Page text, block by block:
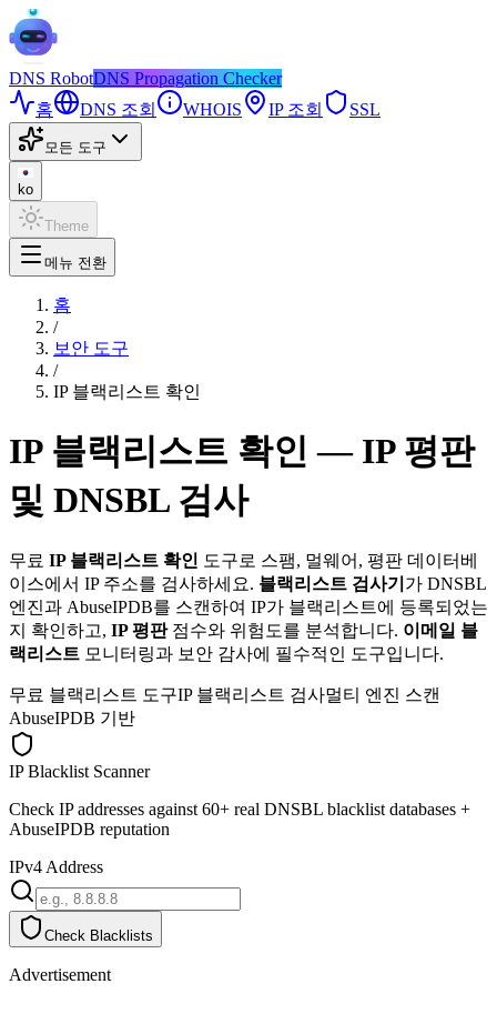
DNS RobotDNS Propagation Checker
홈
DNS 조회 WHOIS IP 조회 SSL
모든 도구
ko
Theme
메뉴 전환
홈
/
보안 도구
/
IP 블랙리스트 확인
IP 블랙리스트 확인 — IP 평판
및 DNSBL 검사
무료 IP 블랙리스트 확인 도구로 스팸, 멀웨어, 평판 데이터베
이스에서 IP 주소를 검사하세요. 블랙리스트 검사기 가 DNSBL
엔진과 AbuseIPDB를 스캔하여 IP가 블랙리스트에 등록되었는
지 확인하고, IP 평판점수와 위험도를 분석합니다. 이메일 블
랙리스트 모니터링과 보안 감사에 필수적인 도구입니다.
무료 블랙리스트 도구IP 블랙리스트 검사멀티 엔진 스캔
AbuseIPDB 기반
IP Blacklist Scanner
Check IP addresses against 60+ real DNSBL blacklist databases +
AbuseIPDB reputation
IPv4 Address
Check Blacklists
Advertisement